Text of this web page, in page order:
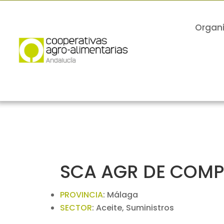
SCA AGR DE
PROVINCIA: Málaga
SECTOR:Aceite, Suministros